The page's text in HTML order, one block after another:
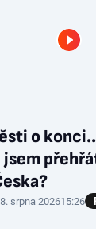
o
jsem
8. srpna 202615:26